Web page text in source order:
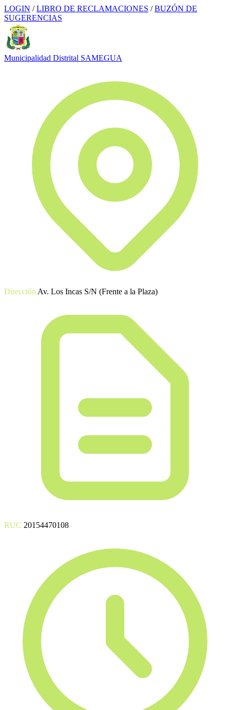
LOGIN / LIBRO DE RECLAMACIONES / BUZÓN DE
SUGERENCIAS
Municipalidad Distrital SAMEGUA
Dirección Av. Los Incas S/N (Frente a la Plaza)
RUC 20154470108